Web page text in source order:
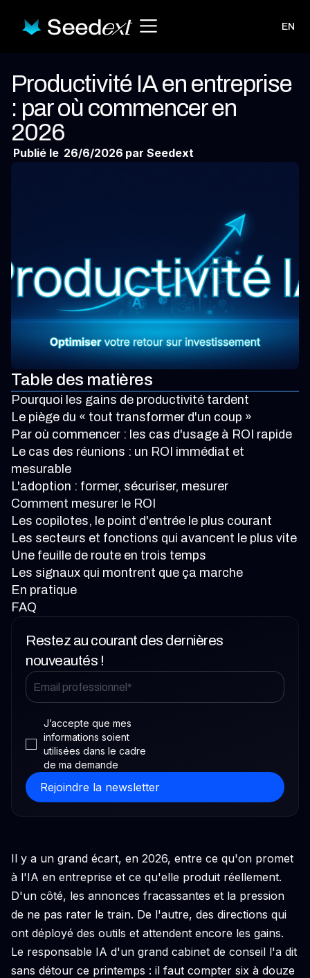
EN
Productivité IA en entreprise
: par où commencer en
2026
Publié le 26/6/2026 par Seedext
Table des matières
Pourquoi les gains de productivité tardent
Le piège du « tout transformer d'un coup »
Par où commencer : les cas d'usage à ROI rapide
Le cas des réunions : un ROI immédiat et
mesurable
L'adoption : former, sécuriser, mesurer
Comment mesurer le ROI
Les copilotes, le point d'entrée le plus courant
Les secteurs et fonctions qui avancent le plus vite
Une feuille de route en trois temps
Les signaux qui montrent que ça marche
En pratique
FAQ
Restez au courant des dernières
nouveautés !
J’accepte que mes
informations soient
utilisées dans le cadre
de ma demande
Il y a un grand écart, en 2026, entre ce qu'on promet
à l'IA en entreprise et ce qu'elle produit réellement.
D'un côté, les annonces fracassantes et la pression
de ne pas rater le train. De l'autre, des directions qui
ont déployé des outils et attendent encore les gains.
Le responsable IA d'un grand cabinet de conseil l'a dit
sans détour ce printemps : il faut compter six à douze